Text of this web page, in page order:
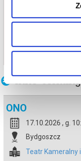
Bilety
należy
Inne terminy
ONO
17.10.2026 , g.
Bydgoszcz
Teatr Kameralny